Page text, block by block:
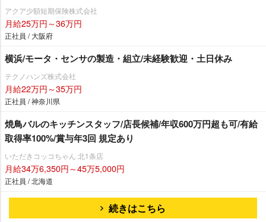
アクア少額短期保険株式会社
月給25万円～36万円
正社員 / 大阪府
横浜/モータ・センサの製造・組立/未経験歓迎・土日休み
テクノハンズ株式会社
月給22万円～35万円
正社員 / 神奈川県
焼鳥バルのキッチンスタッフ/店長候補/年収600万円超も可/有給
取得率100%/賞与年3回 規定あり
いただきコッコちゃん 北1条店
月給34万6,350円～45万5,000円
正社員 / 北海道
続きはこちら